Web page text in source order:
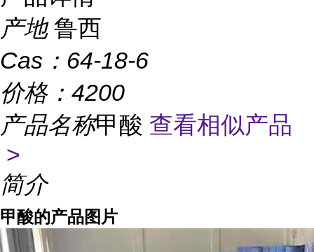
产地 鲁西
Cas： 64-18-6
价格： 4200
产品名称甲酸 查看相似产品
>
简介
甲酸的产品图片